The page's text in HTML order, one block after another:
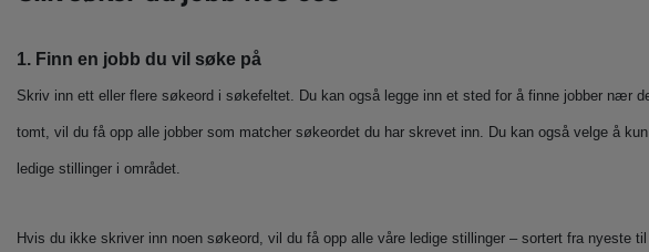
kundeopplevelser. Varighet: 6 måneder + gode muligheter for fast Interessert?
Send inn en søknad da vel! Send oss din søknad med en oppdatert CV ved å
1. Finn en jobb du vil søke på
Skriv inn ett eller flere søkeord i søkefeltet. Du kan også legge inn et sted for å finne jobber nær
tomt, vil du få opp alle jobber som matcher søkeordet du har skrevet inn. Du kan også velge å
ledige stillinger i området.
Hvis du ikke skriver inn noen søkeord, vil du få opp alle våre ledige stillinger – sortert fra nyeste til